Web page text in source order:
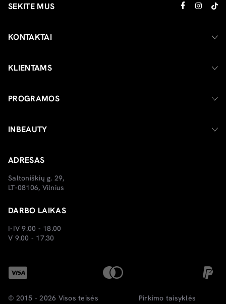
SEKITE MUS
KONTAKTAI
KLIENTAMS
PROGRAMOS
INBEAUTY
ADRESAS
Saltoniškių g. 29,
LT-08106, Vilnius
DARBO LAIKAS
I-IV 9.00 - 18.00
V 9.00 - 17.30
© 2015 - 2026 Visos teisės
Pirkimo taisyklės